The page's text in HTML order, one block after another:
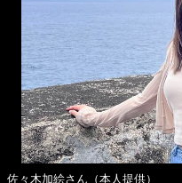
佐々木加絵さん（本人提供）